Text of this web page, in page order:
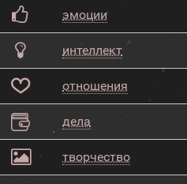
эмоции
интеллект
отношения
дела
творчество